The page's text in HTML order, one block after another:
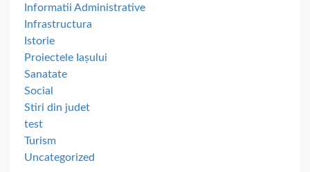
Informatii Administrative
Infrastructura
Istorie
Proiectele Iașului
Sanatate
Social
Stiri din judet
test
Turism
Uncategorized